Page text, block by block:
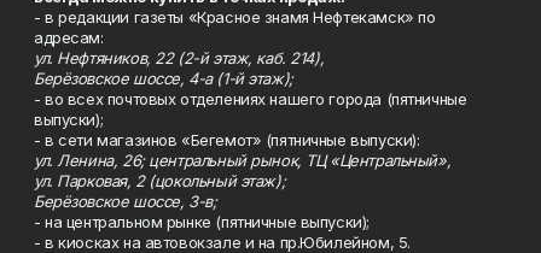
- в редакции газеты «Красное знамя Нефтекамск» по
адресам:
ул. Нефтяников, 22 (2-й этаж, каб. 214),
Берёзовское шоссе, 4-а (1-й этаж);
- во всех почтовых отделениях нашего города (пятничные
выпуски);
- в сети магазинов «Бегемот» (пятничные выпуски):
ул. Ленина, 26; центральный рынок, ТЦ «Центральный»,
ул. Парковая, 2 (цокольный этаж);
Берёзовское шоссе, 3-в;
- на центральном рынке (пятничные выпуски);
- в киосках на автовокзале и на пр.Юбилейном, 5.